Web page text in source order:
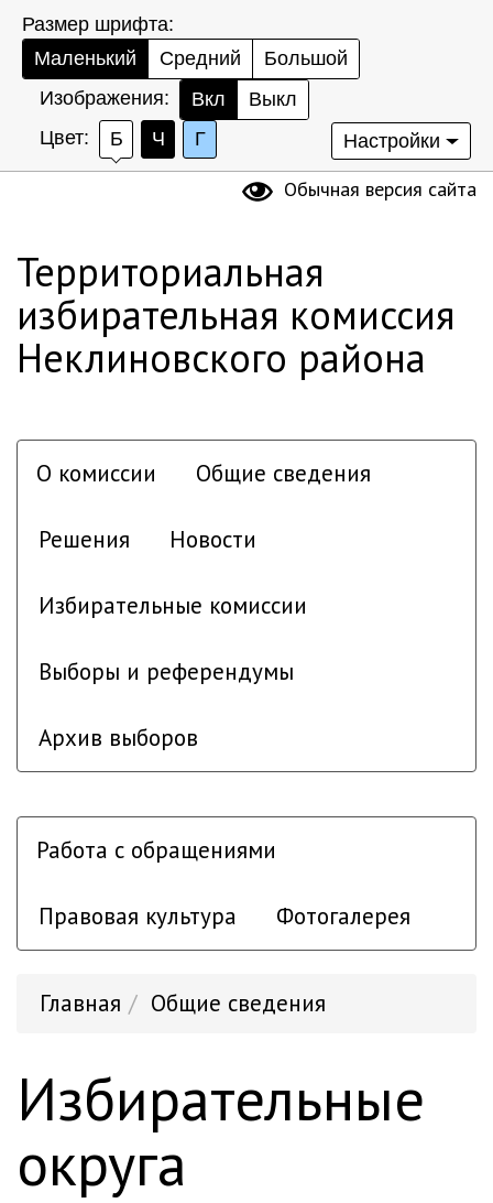
Размер шрифта:
Маленький
Средний
Большой
Изображения:
Вкл
Выкл
Цвет:
Б Ч Г Настройки
Обычная версия сайта
Территориальная
избирательная комиссия
Неклиновского района
О комиссии Общие сведения
Решения Новости
Избирательные комиссии
Выборы и референдумы
Архив выборов
Работа с обращениями
Правовая культура Фотогалерея
Главная Общие сведения
Избирательные
округа